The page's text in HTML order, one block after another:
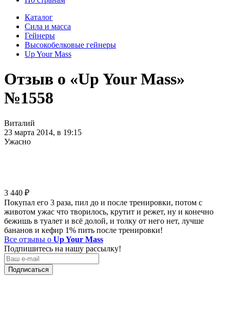
Каталог
Сила и масса
Гейнеры
Высокобелковые гейнеры
Up Your Mass
Отзыв о «Up Your Mass»
№1558
Виталий
23 марта 2014, в 19:15
Ужасно
3 440 ₽
Покупал его 3 раза, пил до и после тренировки, потом с
животом ужас что творилось, крутит и режет, ну и конечно
бежишь в туалет и всё долой, и толку от него нет, лучше
бананов и кефир 1% пить после тренировки!
Все отзывы о Up Your Mass
Подпишитесь на нашу рассылку!
Подписаться